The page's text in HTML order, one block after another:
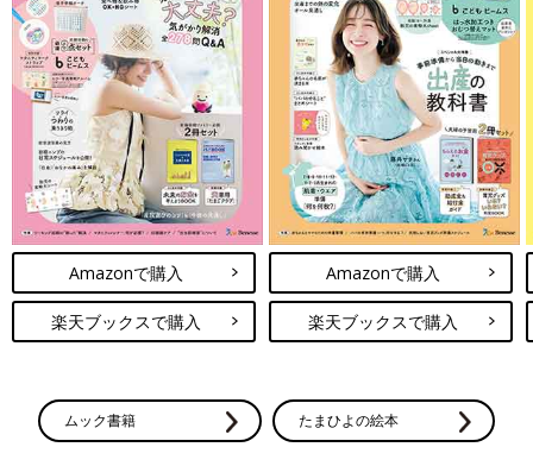
杏 せっかくフランスで暮らしているのでカリグラフィー（西洋
や中東などにおける文字を美しく見せる手法のこと）はやってみ
たいなと思っています。
子どもたちと犬たちは言葉を超えた存在
Amazonで購入
楽天ブックスで購入
Amazonで購入
楽天ブックスで購入
ムック書籍 たまひよの絵本